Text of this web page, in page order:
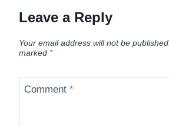
Leave a Reply
Your email address will not be published.
marked *
Comment *